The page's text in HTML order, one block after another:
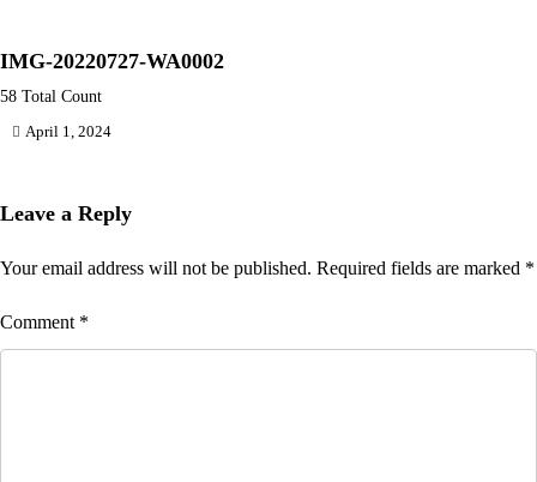
IMG-20220727-WA0002
58 Total Count
April 1, 2024
Leave a Reply
Your email address will not be published. Required fields are marked *
Comment *